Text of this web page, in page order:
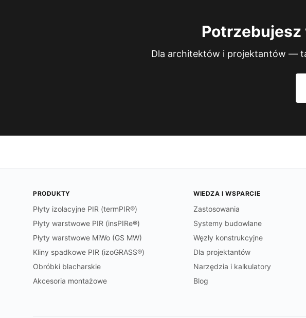
Dla architektów i projektantów —
PRODUKTY
Płyty izolacyjne PIR (termPIR®)
Płyty warstwowe PIR (insPIRe®)
Płyty warstwowe MiWo (GS MW)
Kliny spadkowe PIR (izoGRASS®)
Obróbki blacharskie
Akcesoria montażowe
WIEDZA I WSPARCIE
Zastosowania
Systemy budowlane
Węzły konstrukcyjne
Dla projektantów
Narzędzia i kalkulatory
Blog